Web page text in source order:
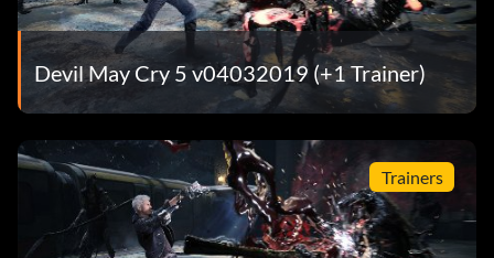
Devil May Cry 5 v04032019 (+1 Trainer)
Trainers